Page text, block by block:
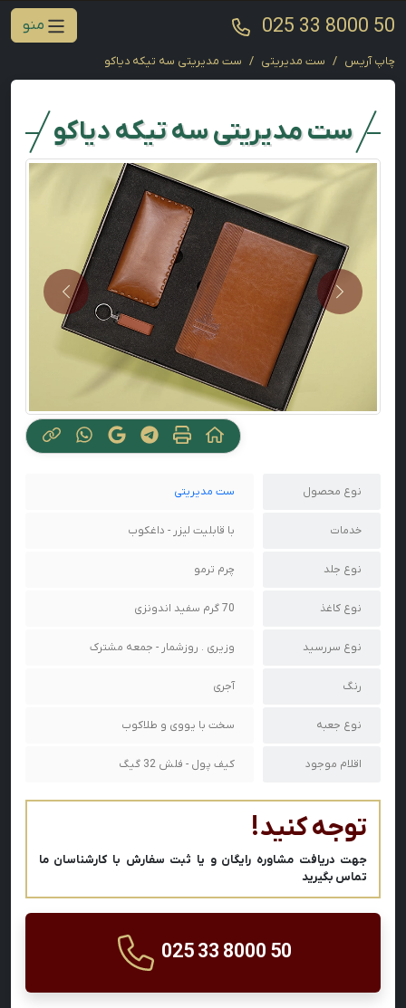
025 33 8000 50 منو
چاپ آریس ست مدیریتی ست مدیریتی سه تیکه دیاکو
ست مدیریتی سه تیکه دیاکو
Previous
Next
نوع محصول ست مدیریتی
خدمات با قابلیت لیزر - داغکوب
نوع جلد چرم ترمو
نوع کاغذ 70 گرم سفید اندونزی
نوع سررسید وزیری . روزشمار - جمعه مشترک
رنگ آجری
نوع جعبه سخت با یووی و طلاکوب
اقلام موجود کیف پول - فلش 32 گیگ
توجه کنید!
جهت دریافت مشاوره رایگان و یا ثبت سفارش با کارشناسان ما
تماس بگیرید
025 33 8000 50